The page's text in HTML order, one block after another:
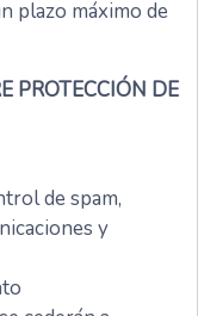
plazo máximo de
PROTECCIÓN DE
de spam,
y